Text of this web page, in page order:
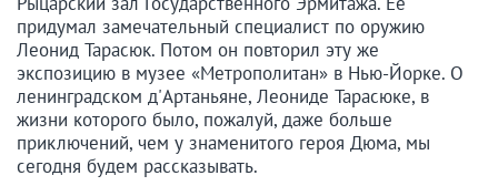
придумал замечательный специалист по оружию
Леонид Тарасюк. Потом он повторил эту же
экспозицию в музее «Метрополитан» в Нью-Йорке. О
ленинградском д'Артаньяне, Леониде Тарасюке, в
жизни которого было, пожалуй, даже больше
приключений, чем у знаменитого героя Дюма, мы
сегодня будем рассказывать.